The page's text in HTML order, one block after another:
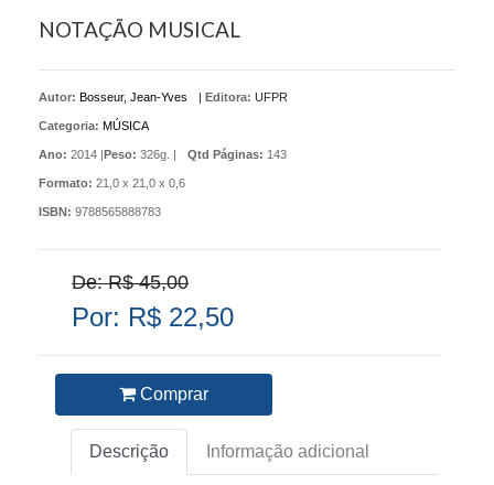
NOTAÇÃO MUSICAL
Autor: Bosseur, Jean-Yves Editora: UFPR
Categoria: MÚSICA
Ano: 2014 | Peso: 326g. | Qtd Páginas: 143
Formato: 21,0 x 21,0 x 0,6
ISBN: 9788565888783
De: R$ 45,00
Por: R$ 22,50
Comprar
Descrição Informação adicional